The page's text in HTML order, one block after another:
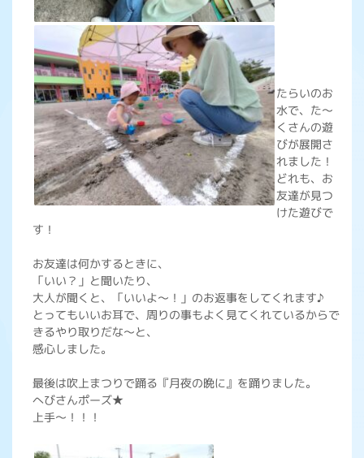
たらいのお
水で、た～
くさんの遊
びが展開さ
れました！
どれも、お
友達が見つ
けた遊びで
す！
お友達は何かするときに、
「いい？」と聞いたり、
大人が聞くと、「いいよ～！」のお返事をしてくれます♪
とってもいいお耳で、周りの事もよく見てくれているからで
きるやり取りだな～と、
感心しました。
最後は吹上まつりで踊る『月夜の晩に』を踊りました。
へびさんポーズ★
上手～！！！